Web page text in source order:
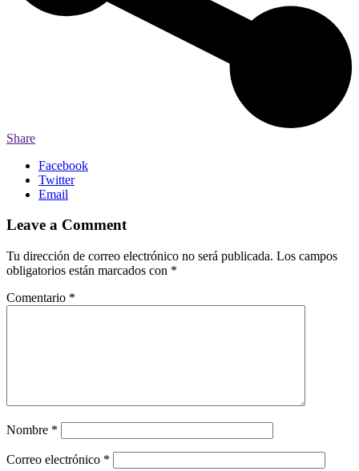
Share
Facebook
Twitter
Email
Leave a Comment
Tu dirección de correo electrónico no será publicada. Los campos
obligatorios están marcados con *
Comentario *
Nombre *
Correo electrónico *